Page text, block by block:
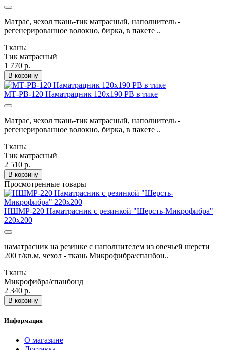
Матрас, чехол ткань-тик матрасный, наполнитель -
регенерированное волокно, бирка, в пакете ..
Ткань:
Тик матрасный
1 770 р.
В корзину
МТ-РВ-120 Наматрацник 120х190 РВ в тике
Матрас, чехол ткань-тик матрасный, наполнитель -
регенерированное волокно, бирка, в пакете ..
Ткань:
Тик матрасный
2 510 р.
В корзину
Просмотренные товары
НШМР-220 Наматрасник с резинкой "Шерсть-Микрофибра"
220х200
наматрасник на резинке с наполнителем из овечьей шерсти
200 г/кв.м, чехол - ткань Микрофибра/спанбон..
Ткань:
Микрофибра/спанбонд
2 340 р.
В корзину
Информация
О магазине